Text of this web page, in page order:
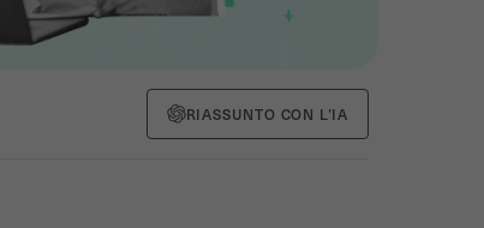
RIASSUNTO CON L’IA